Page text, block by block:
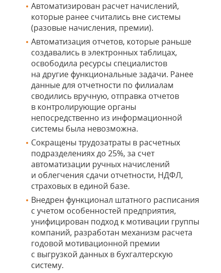
Автоматизирован расчет начислений,
которые ранее считались вне системы
(разовые начисления, премии).
Автоматизация отчетов, которые раньше
создавались в электронных таблицах,
освободила ресурсы специалистов
на другие функциональные задачи. Ранее
данные для отчетности по филиалам
сводились вручную, отправка отчетов
в контролирующие органы
непосредственно из информационной
системы была невозможна.
Сокращены трудозатраты в расчетных
подразделениях до 25%, за счет
автоматизации ручных начислений
и облегчения сдачи отчетности, НДФЛ,
страховых в единой базе.
Внедрен функционал штатного расписания
с учетом особенностей предприятия,
унифицирован подход к мотивации группы
компаний, разработан механизм расчета
годовой мотивационной премии
с выгрузкой данных в бухгалтерскую
систему.